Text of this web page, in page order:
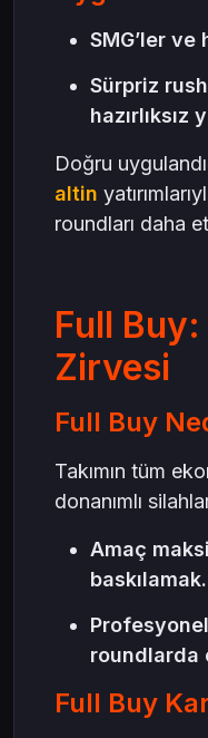
SMG’ler
Sürpriz
hazırlıksız
Doğru
altin
roundları daha
Full
Zirvesi
Full Buy
Takımın tüm
donanımlı
Amaç
baskılamak.
roundlarda
Full Buy